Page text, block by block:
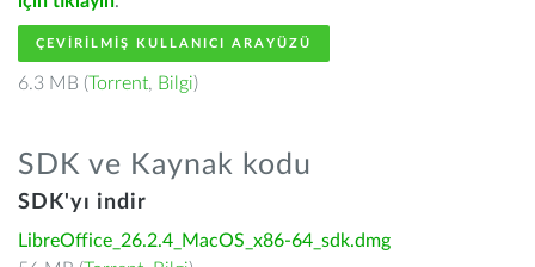
ÇEVIRILMIŞ KULLANICI ARAYÜZÜ
6.3 MB (Torrent, Bilgi)
SDK ve Kaynak kodu
SDK'yı indir
LibreOffice_26.2.4_MacOS_x86-64_sdk.dmg